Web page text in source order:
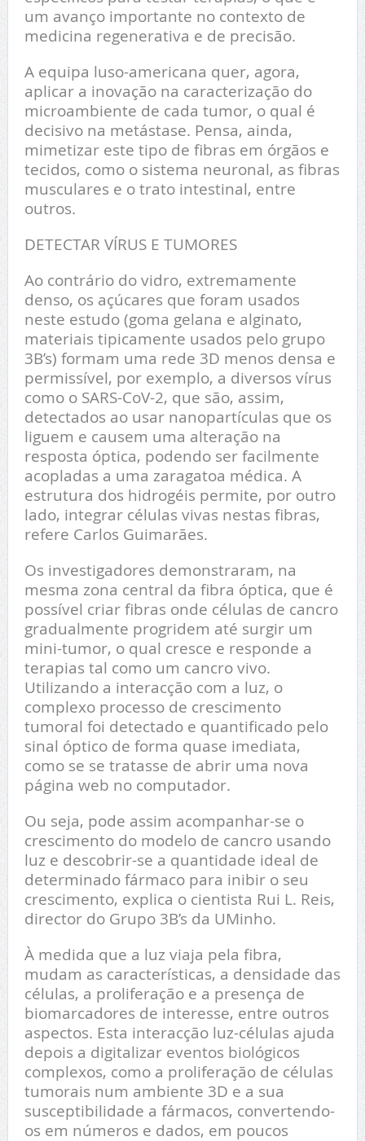
um avanço importante no contexto de
medicina regenerativa e de precisão.
A equipa luso-americana quer, agora,
aplicar a inovação na caracterização do
microambiente de cada tumor, o qual é
decisivo na metástase. Pensa, ainda,
mimetizar este tipo de fibras em órgãos e
tecidos, como o sistema neuronal, as fibras
musculares e o trato intestinal, entre
outros.
DETECTAR VÍRUS E TUMORES
Ao contrário do vidro, extremamente
denso, os açúcares que foram usados
neste estudo (goma gelana e alginato,
materiais tipicamente usados pelo grupo
3B’s) formam uma rede 3D menos densa e
permissível, por exemplo, a diversos vírus
como o SARS-CoV-2, que são, assim,
detectados ao usar nanopartículas que os
liguem e causem uma alteração na
resposta óptica, podendo ser facilmente
acopladas a uma zaragatoa médica. A
estrutura dos hidrogéis permite, por outro
lado, integrar células vivas nestas fibras,
refere Carlos Guimarães.
Os investigadores demonstraram, na
mesma zona central da fibra óptica, que é
possível criar fibras onde células de cancro
gradualmente progridem até surgir um
mini-tumor, o qual cresce e responde a
terapias tal como um cancro vivo.
Utilizando a interacção com a luz, o
complexo processo de crescimento
tumoral foi detectado e quantificado pelo
sinal óptico de forma quase imediata,
como se se tratasse de abrir uma nova
página web no computador.
Ou seja, pode assim acompanhar-se o
crescimento do modelo de cancro usando
luz e descobrir-se a quantidade ideal de
determinado fármaco para inibir o seu
crescimento, explica o cientista Rui L. Reis,
director do Grupo 3B’s da UMinho.
À medida que a luz viaja pela fibra,
mudam as características, a densidade das
células, a proliferação e a presença de
biomarcadores de interesse, entre outros
aspectos. Esta interacção luz-células ajuda
depois a digitalizar eventos biológicos
complexos, como a proliferação de células
tumorais num ambiente 3D e a sua
susceptibilidade a fármacos, convertendo-
os em números e dados, em poucos